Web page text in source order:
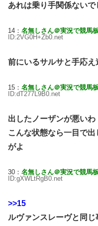
あれは乗り手関係ないで
14： 名無しさん＠実況で競馬
ID:2VG0H+Zb0.net
前にいるサルサと手応え
15： 名無しさん＠実況で競馬
ID:dT277L9B0.net
出したノーザンが悪いわ
こんな状態なら一目で
がよ
30： 名無しさん＠実況で競馬
ID:gXWLtRgB0.net
>>15
ルヴァンスレーヴと同じ